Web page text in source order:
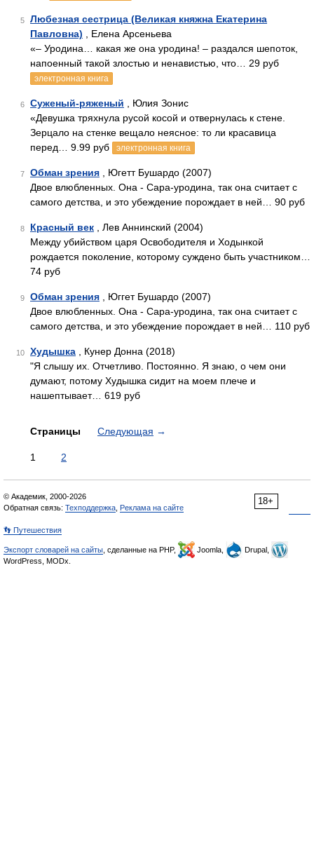
5
Любезная сестрица (Великая княжна Екатерина
Павловна) , Елена Арсеньева
«– Уродина… какая же она уродина! – раздался шепоток,
напоенный такой злостью и ненавистью, что… 29 руб
электронная книга
6 Суженый-ряженый , Юлия Зонис
«Девушка тряхнула русой косой и отвернулась к стене.
Зерцало на стенке вещало неясное: то ли красавица
перед… 9.99 руб
электронная книга
7 Обман зрения , Югетт Бушардо (2007)
Двое влюбленных. Она - Сара-уродина, так она считает с
самого детства, и это убеждение порождает в ней… 90 руб
8 Красный век , Лев Аннинский (2004)
Между убийством царя Освободителя и Ходынкой
рождается поколение, которому суждено быть участником…
74 руб
9 Обман зрения , Юггет Бушардо (2007)
Двое влюбленных. Она - Сара-уродина, так она считает с
самого детства, и это убеждение порождает в ней… 110 руб
10 Худышка , Кунер Донна (2018)
"Я слышу их. Отчетливо. Постоянно. Я знаю, о чем они
думают, потому Худышка сидит на моем плече и
нашептывает… 619 руб
Страницы Следующая →
1 2
18+
© Академик, 2000-2026
Обратная связь: Техподдержка Реклама на сайте
👣 Путешествия
Экспорт словарей на сайты , сделанные на PHP, Joomla,
Drupal,
WordPress, MODx.